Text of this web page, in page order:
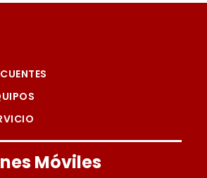
Móviles